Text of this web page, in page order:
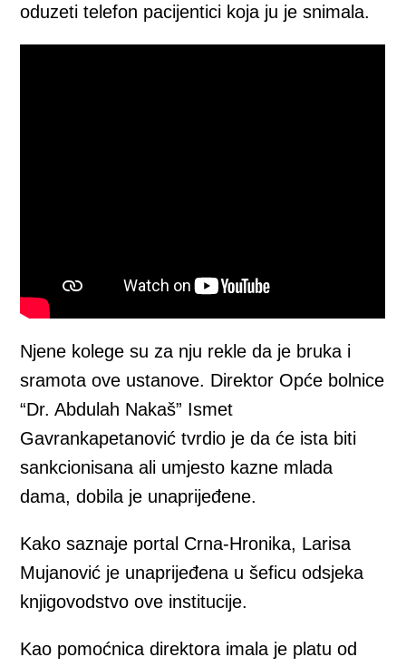
oduzeti telefon pacijentici koja ju je snimala.
Njene kolege su za nju rekle da je bruka i
sramota ove ustanove. Direktor Opće bolnice
“Dr. Abdulah Nakaš” Ismet
Gavrankapetanović tvrdio je da će ista biti
sankcionisana ali umjesto kazne mlada
dama, dobila je unaprijeđene.
Kako saznaje portal Crna-Hronika, Larisa
Mujanović je unaprijeđena u šeficu odsjeka
knjigovodstvo ove institucije.
Kao pomoćnica direktora imala je platu od